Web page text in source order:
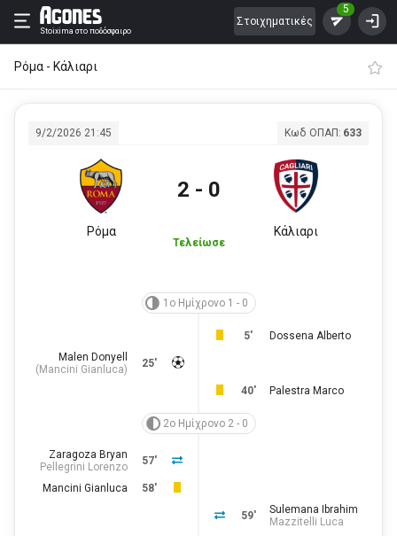
Stoixima στο ποδόσφαιρο
Στοιχηματικές
5
Ρόμα - Κάλιαρι
9/2/2026 21:45 Κωδ ΟΠΑΠ: 633
Ρόμα
2 - 0
Τελείωσε
Κάλιαρι
1ο Ημίχρονο 1 - 0
5' Dossena Alberto
25'
Malen Donyell
( Mancini Gianluca)
40'
Palestra Marco
2ο Ημίχρονο 2 - 0
57'
Zaragoza Bryan
Pellegrini Lorenzo
58'
Mancini Gianluca
59'
Sulemana Ibrahim
Mazzitelli Luca